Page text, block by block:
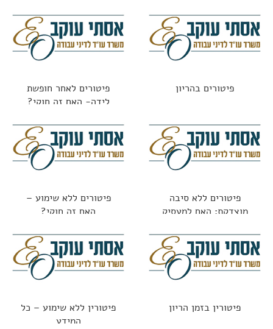
פיטורים בהריון
פיטורים לאחר חופשת
לידה- האם זה חוקי?
פיטורים ללא סיבה
מוצדקת: האם למעסיק
פיטורים ללא שימוע –
האם זה חוקי?
פיטורין בזמן הריון
פיטורין ללא שימוע – כל
המידע